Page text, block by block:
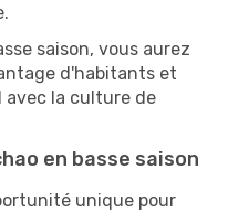
saison, vous aurez
d'habitants et
avec la culture de
en basse saison
unique pour